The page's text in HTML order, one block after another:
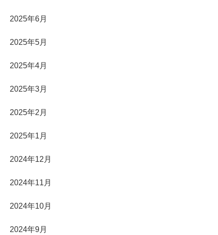
2025年6月
2025年5月
2025年4月
2025年3月
2025年2月
2025年1月
2024年12月
2024年11月
2024年10月
2024年9月